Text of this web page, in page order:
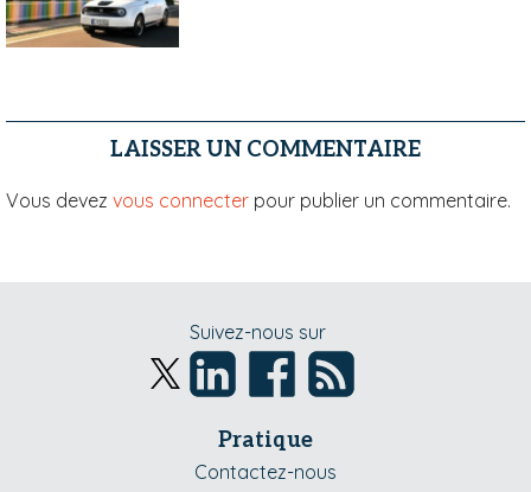
LAISSER UN COMMENTAIRE
Vous devez vous connecter pour publier un commentaire.
Suivez-nous sur
Pratique
Contactez-nous